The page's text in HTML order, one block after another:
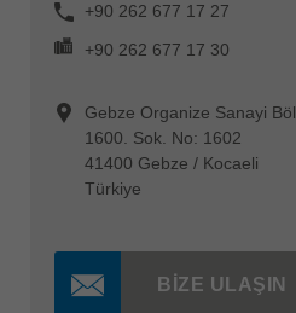
+90 262 677 17 27
+90 262 677 17 30
Gebze Organize Sanayi
1600. Sok. No: 1602
41400 Gebze / Kocaeli
Türkiye
BIZE ULAŞIN